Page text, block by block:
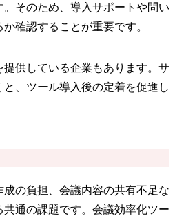
そのため、導入サポートや問い
確認することが重要です。
供している企業もあります。サ
、ツール導入後の定着を促進し
の負担、会議内容の共有不足な
通の課題です。会議効率化ツー